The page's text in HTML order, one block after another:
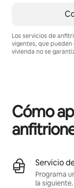
Los servicios de
vigentes, que
vivienda no se
Cómo
Servicio
Programa
la siguiente.